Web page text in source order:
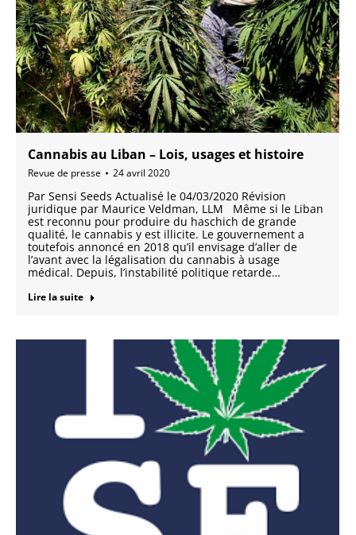
Cannabis au Liban – Lois, usages et histoire
Revue de presse 24 avril 2020
Par Sensi Seeds Actualisé le 04/03/2020 Révision
juridique par Maurice Veldman, LLM Même si le Liban
est reconnu pour produire du haschich de grande
qualité, le cannabis y est illicite. Le gouvernement a
toutefois annoncé en 2018 qu’il envisage d’aller de
l’avant avec la légalisation du cannabis à usage
médical. Depuis, l’instabilité politique retarde…
Lire la suite